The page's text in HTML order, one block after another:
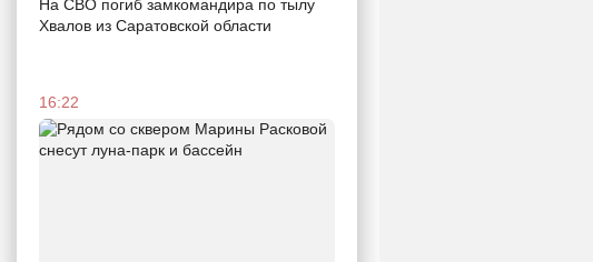
На СВО погиб замкомандира по тылу
Хвалов из Саратовской области
16:22